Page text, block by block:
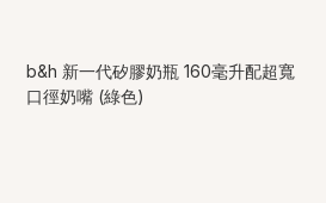
b&h 新一代矽膠奶瓶 160毫升配超寬
口徑奶嘴 (綠色)